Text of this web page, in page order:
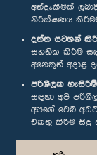
අත්දැකීමක්
නිරීක්ෂණය
දත්ත සටහන්
සහතික කිරීම
අනෙකුත් අදාළ
පරිශීලක
සඳහා අපි
අපගේ වෙබ්
එකතු කිරීම සිදු
අප හා සම්බන්ධ වී
සම්මාන
පෞද්ගලිකත්ව